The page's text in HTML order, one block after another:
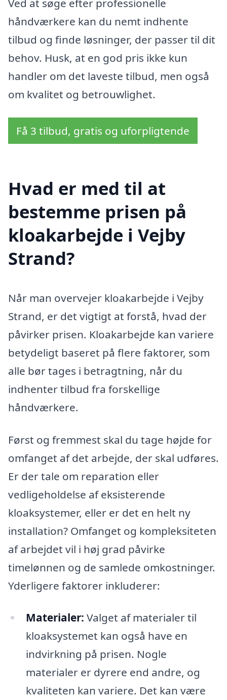
Ved at søge efter professionelle
håndværkere kan du nemt indhente
tilbud og finde løsninger, der passer til dit
behov. Husk, at en god pris ikke kun
handler om det laveste tilbud, men også
om kvalitet og betrouwlighet.
Få 3 tilbud, gratis og uforpligtende
Hvad er med til at
bestemme prisen på
kloakarbejde i Vejby
Strand?
Når man overvejer kloakarbejde i Vejby
Strand, er det vigtigt at forstå, hvad der
påvirker prisen. Kloakarbejde kan variere
betydeligt baseret på flere faktorer, som
alle bør tages i betragtning, når du
indhenter tilbud fra forskellige
håndværkere.
Først og fremmest skal du tage højde for
omfanget af det arbejde, der skal udføres.
Er der tale om reparation eller
vedligeholdelse af eksisterende
kloaksystemer, eller er det en helt ny
installation? Omfanget og kompleksiteten
af arbejdet vil i høj grad påvirke
timelønnen og de samlede omkostninger.
Yderligere faktorer inkluderer:
Materialer: Valget af materialer til
kloaksystemet kan også have en
indvirkning på prisen. Nogle
materialer er dyrere end andre, og
kvaliteten kan variere. Det kan være